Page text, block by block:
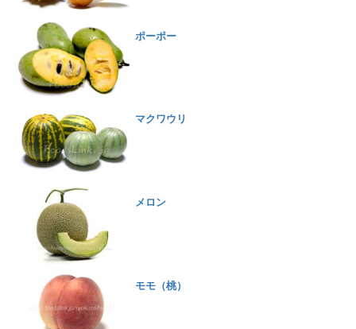
ポーポー
マクワウリ
メロン
モモ（桃）